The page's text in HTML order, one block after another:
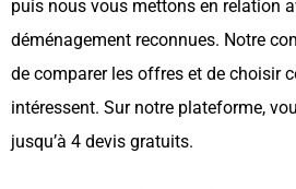
puis nous vous mettons en relation
déménagement reconnues. Notre
de comparer les offres et de choisir
intéressent. Sur notre plateforme,
jusqu’à 4 devis gratuits.